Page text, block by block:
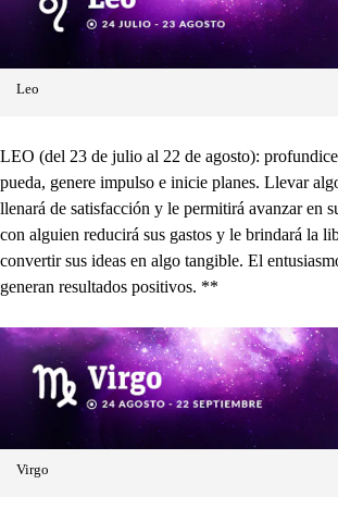
Leo
LEO (del 23 de julio al 22 de agosto):
pueda, genere impulso e inicie planes. Llevar
llenará de satisfacción y le permitirá avanzar en
con alguien reducirá sus gastos y le brindará la
convertir sus ideas en algo tangible. El
generan resultados positivos. **
Virgo